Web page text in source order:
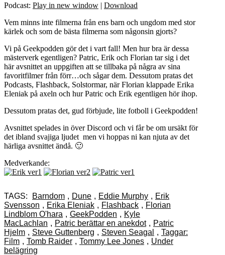
Podcast: Play in new window | Download
Vem minns inte filmerna från ens barn och ungdom med stor
kärlek och som de bästa filmerna som någonsin gjorts?
Vi på Geekpodden gör det i vart fall! Men hur bra är dessa
mästerverk egentligen? Patric, Erik och Florian tar sig i det
här avsnittet an uppgiften att se tillbaka på några av sina
favoritfilmer från förr…och sågar dem. Dessutom pratas det
Podcasts, Flashback, Solstormar, när Florian klappade Erika
Eleniak på axeln och hur Patric och Erik egentligen hör ihop.
Dessutom pratas det, gud förbjude, lite fotboll i Geekpodden!
Avsnittet spelades in över Discord och vi får be om ursäkt för
det ibland svajiga ljudet men vi hoppas ni kan njuta av det
härliga avsnittet ändå. 🙂
Medverkande:
TAGS: Barndom , Dune , Eddie Murphy , Erik
Svensson , Erika Eleniak , Flashback , Florian
Lindblom O'hara , GeekPodden , Kyle
MacLachlan , Patric berättar en anekdot , Patric
Hjelm , Steve Guttenberg , Steven Seagal , Taggar:
Film , Tomb Raider , Tommy Lee Jones , Under
belägring